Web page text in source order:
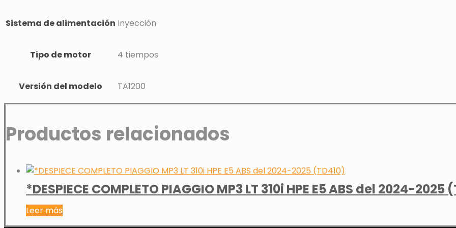
Sistema de alimentación Inyección
Tipo de motor 4 tiempos
Versión del modelo TA1200
Productos relacionados
*DESPIECE COMPLETO PIAGGIO MP3 LT 310i HPE E5 ABS del 2024-2025
Leer más